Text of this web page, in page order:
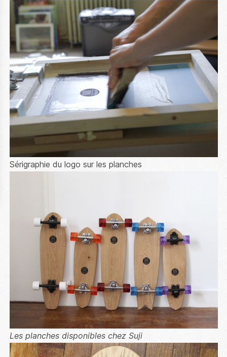
Sérigraphie du logo sur les planches
Les planches disponibles chez Suji